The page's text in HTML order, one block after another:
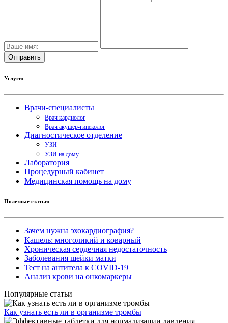
Услуги:
Врачи-специалисты
Врач кардиолог
Врач акушер-гинеколог
Диагностическое отделение
УЗИ
УЗИ на дому
Лаборатория
Процедурный кабинет
Медицинская помощь на дому
Полезные статьи:
Зачем нужна эхокардиография?
Кашель: многоликий и коварный
Хроническая сердечная недостаточность
Заболевания шейки матки
Тест на антитела к COVID-19
Анализ крови на онкомаркеры
Популярные статьи
Как узнать есть ли в организме тромбы